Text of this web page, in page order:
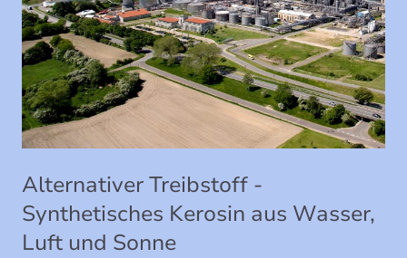
Alternativer Treibstoff -
Synthetisches Kerosin aus Wasser,
Luft und Sonne